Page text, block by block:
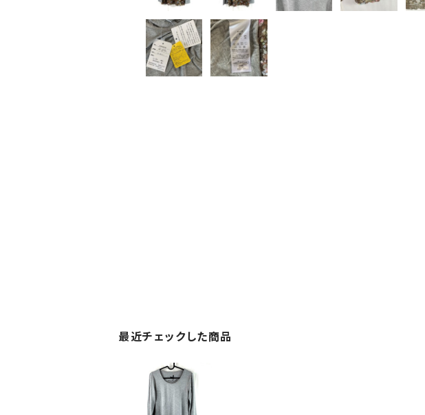
最近チェックした商品